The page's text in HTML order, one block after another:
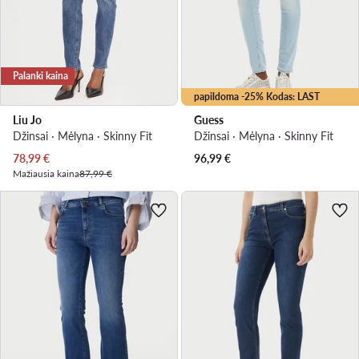
Palanki kaina
Liu Jo
Džinsai · Mėlyna · Skinny Fit
Dabartinė kaina
78,99€
Mažiausia kaina87,99 €
papildoma -25% Kodas: LAST
Guess
Džinsai · Mėlyna · Skinny Fit
96,99€